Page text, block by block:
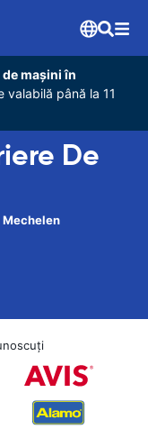
mașini în
valabilă până la 11
De